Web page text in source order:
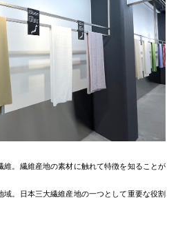
維。繊維産地の素材に触れて特徴を知ることが
域。日本三大繊維産地の一つとして重要な役割